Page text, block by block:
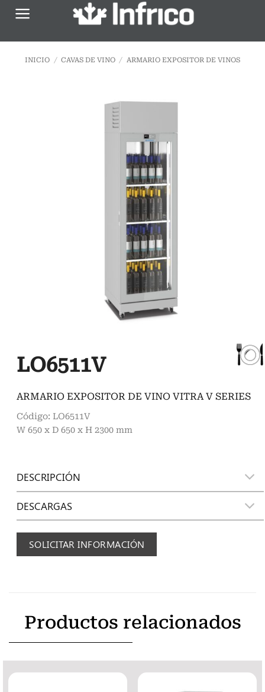
Saltar
INICIO / CAVAS DE VINO / ARMARIO EXPOSITOR DE VINOS
LO6511V
ARMARIO EXPOSITOR DE VINO VITRA V SERIES
Código: LO6511V
W 650 x D 650 x H 2300 mm
DESCRIPCIÓN
DESCARGAS
SOLICITAR INFORMACIÓN
Productos relacionados